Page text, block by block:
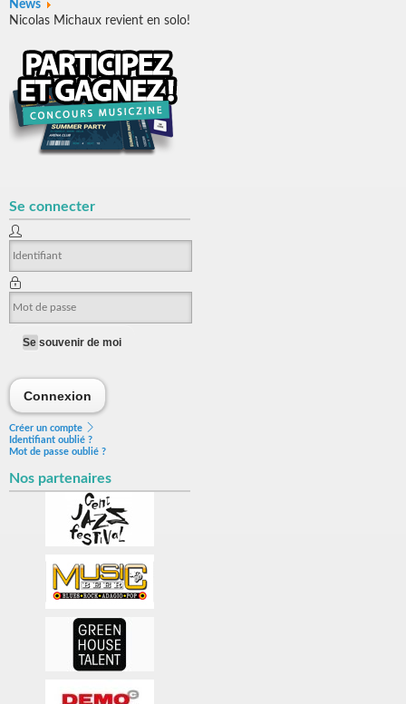
News
Nicolas Michaux revient en solo!
Se connecter
Se souvenir de moi
Connexion
Créer un compte
Identifiant oublié ?
Mot de passe oublié ?
Nos partenaires